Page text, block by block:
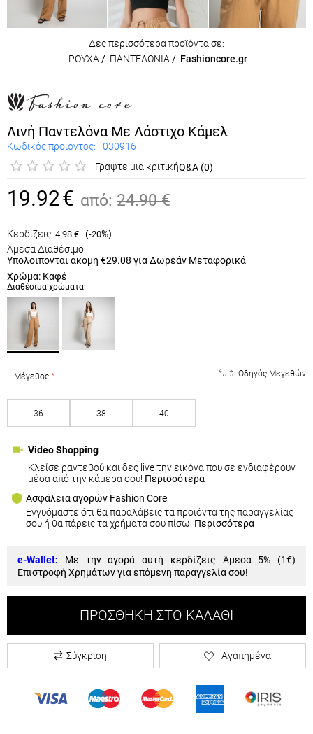
Δες περισσότερα προϊόντα σε:
ΡΟΥΧΑ / ΠΑΝΤΕΛΟΝΙΑ / Fashioncore.gr
Λινή Παντελόνα Με Λάστιχο Κάμελ
Κωδικός προϊόντος:
030916
Γράψτε μια κριτικήQ&A (0)
19.92€ από: 24.90 €
Κερδίζεις: 4.98 € (-20%)
Άμεσα Διαθέσιμο
Υπολοιπονται ακομη €29.08 για Δωρεάν Μεταφορικά
Χρώμα: Καφέ
Διαθέσιμα χρώματα
Οδηγός Μεγεθών
Μέγεθος
36 38 40
Video Shopping
Κλείσε ραντεβού και δες live την εικόνα που σε ενδιαφέρουν
μέσα από την κάμερα σου! Περισσότερα
Ασφάλεια αγορών Fashion Core
Εγγυόμαστε ότι θα παραλάβεις τα προϊόντα της παραγγελίας
σου ή θα πάρεις τα χρήματα σου πίσω. Περισσότερα
e-Wallet: Με την αγορά αυτή κερδίζεις Άμεσα 5% (1€)
Επιστροφή Χρημάτων για επόμενη παραγγελία σου!
ΠΡΟΣΘΉΚΗ ΣΤΟ ΚΑΛΆΘΙ
Σύγκριση Αγαπημένα